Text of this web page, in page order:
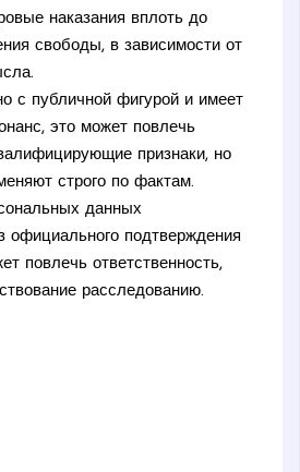
наказания вплоть до
свободы, в зависимости от
с публичной фигурой и имеет
это может повлечь
признаки, но
строго по фактам.
данных
официального подтверждения
повлечь ответственность,
расследованию.